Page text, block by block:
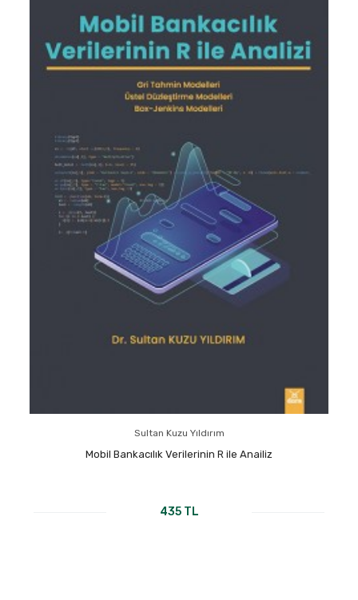
Sultan Kuzu Yıldırım
Mobil Bankacılık Verilerinin R ile Anailiz
435 TL